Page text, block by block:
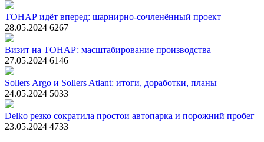
ТОНАР идёт вперед: шарнирно-сочленённый проект
28.05.2024 6267
Визит на ТОНАР: масштабирование производства
27.05.2024 6146
Sollers Argo и Sollers Atlant: итоги, доработки, планы
24.05.2024 5033
Delko резко сократила простои автопарка и порожний пробег
23.05.2024 4733